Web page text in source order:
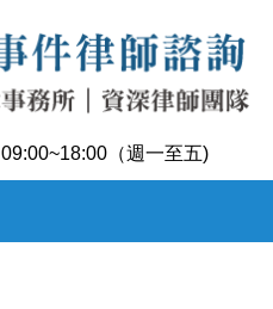
09:00~18:00 （週一至五)